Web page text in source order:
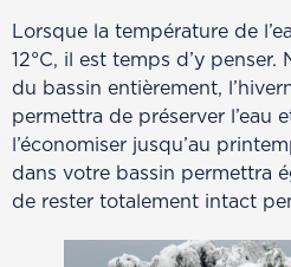
Lorsque la température de
12°C, il est temps d’y penser.
du bassin entièrement,
permettra de préserver l’eau
l’économiser jusqu’au
dans votre bassin permettra
de rester totalement intact